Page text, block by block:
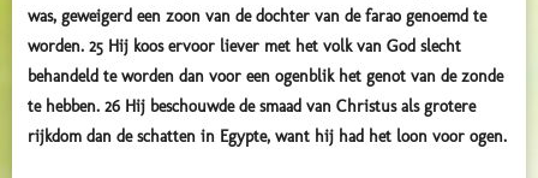
was, geweigerd een zoon van de dochter van de farao genoemd te
worden. 25 Hij koos ervoor liever met het volk van God slecht
behandeld te worden dan voor een ogenblik het genot van de zonde
te hebben. 26 Hij beschouwde de smaad van Christus als grotere
rijkdom dan de schatten in Egypte, want hij had het loon voor ogen.